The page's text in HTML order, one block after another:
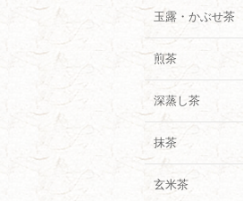
玉露・かぶせ茶
煎茶
深蒸し茶
抹茶
玄米茶